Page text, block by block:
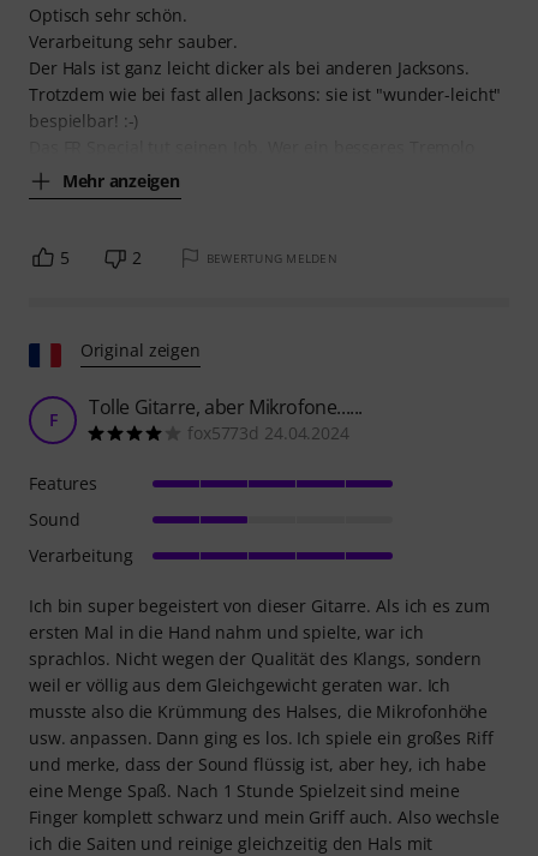
Optisch sehr schön.
Verarbeitung sehr sauber.
Der Hals ist ganz leicht dicker als bei anderen Jacksons.
Trotzdem wie bei fast allen Jacksons: sie ist "wunder-leicht"
bespielbar! :-)
Mehr anzeigen
5 2 BEWERTUNG MELDEN
Original zeigen
F Tolle Gitarre, aber Mikrofone......
fox5773d 24.04.2024
Ich bin super begeistert von dieser Gitarre. Als ich es zum
ersten Mal in die Hand nahm und spielte, war ich
sprachlos. Nicht wegen der Qualität des Klangs, sondern
weil er völlig aus dem Gleichgewicht geraten war. Ich
musste also die Krümmung des Halses, die Mikrofonhöhe
usw. anpassen. Dann ging es los. Ich spiele ein großes Riff
und merke, dass der Sound flüssig ist, aber hey, ich habe
eine Menge Spaß. Nach 1 Stunde Spielzeit sind meine
Finger komplett schwarz und mein Griff auch. Also wechsle
ich die Saiten und reinige gleichzeitig den Hals mit
Features
Sound
Verarbeitung